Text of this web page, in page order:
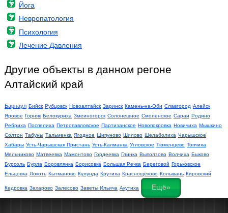
Йога
Невропатология
Психология
Лечение Давления
Другие объекты в данном регоне
Алтайский край
Барнаул Бийск Рубцовск Новоалтайск Заринск Камень-на-Оби Славгород Алейск
Яровое Горняк Белокуриха Змеиногорск Солонешное Смоленское Сараи Родино
Ребриха Поспелиха Петропавловское Партизанское Новопокровка Новичиха Мышкино
Солтон Табуны Тальменка Ягодное Шипуново Шилово Шелаболиха Чарышское
Хабары Усть-Чарышская Пристань Усть-Калманка Угловское Тюменцево Топчиха
Мельниково Матвеевка Мамонтово Гордеевка Глинка Выползово Волчиха Быково
Бурсоль Бурла Боровлянка Борисовка Большая Речка Береговой Горьковское
Ельцовка Локоть Кытманово Кулунда Крутиха Краснощёково Колывань Кировский
Кедровка Захарово Залесово Заветы Ильича Акутиха Ещё»